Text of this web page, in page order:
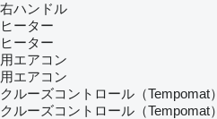
右ハンドル
ヒーター
ヒーター
用エアコン
用エアコン
クルーズコントロール（Tempomat）
クルーズコントロール（Tempomat）